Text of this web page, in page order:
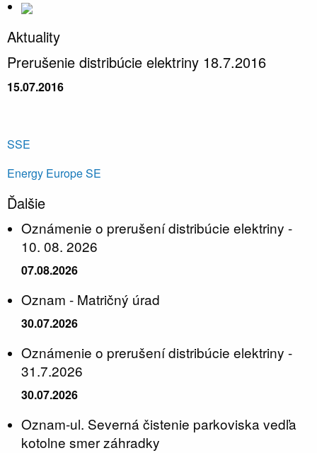
Aktuality
Prerušenie distribúcie elektriny 18.7.2016
15.07.2016
SSE
Energy Europe SE
Ďalšie
Oznámenie o prerušení distribúcie elektriny -
10. 08. 2026
07.08.2026
Oznam - Matričný úrad
30.07.2026
Oznámenie o prerušení distribúcie elektriny -
31.7.2026
30.07.2026
Oznam-ul. Severná čistenie parkoviska vedľa
kotolne smer záhradky